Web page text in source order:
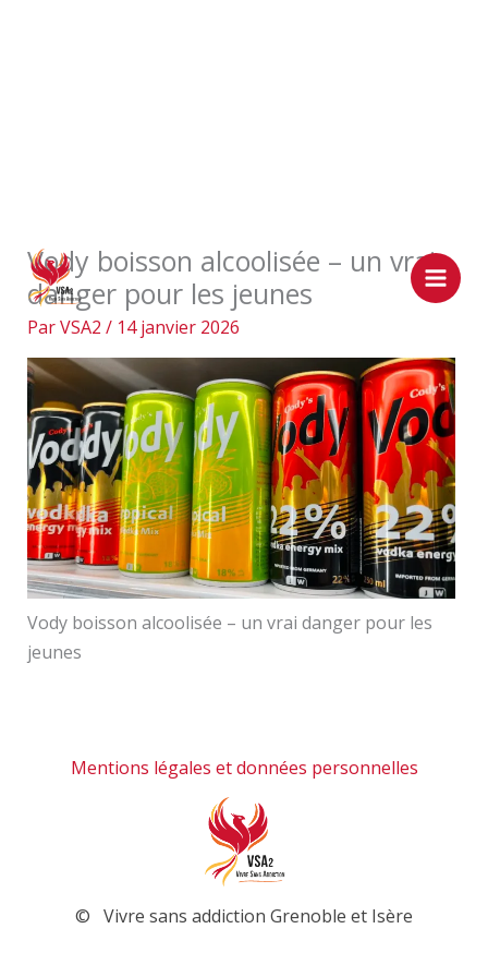
contenu
Vody boisson alcoolisée – un vrai
danger pour les jeunes
ParVSA2 / 14 janvier 2026
Vody boisson alcoolisée – un vrai danger pour les
jeunes
Mentions légales et données personnelles
© Vivre sans addiction Grenoble et Isère